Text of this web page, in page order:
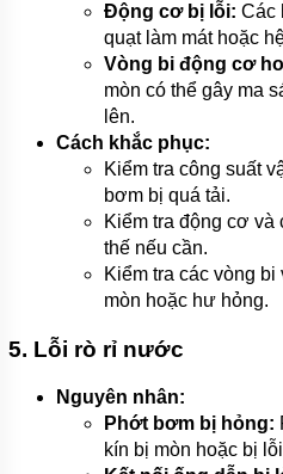
Động cơ bị lỗi: Các
quạt làm mát hoặc
Vòng bi động cơ
mòn có thể gây ma
lên.
Cách khắc phục:
Kiểm tra công suất
bơm bị quá tải.
Kiểm tra động cơ và
thế nếu cần.
Kiểm tra các vòng
mòn hoặc hư hỏng.
5. Lỗi rò rỉ nước
Nguyên nhân:
Phớt bơm bị hỏng:
kín bị mòn hoặc bị